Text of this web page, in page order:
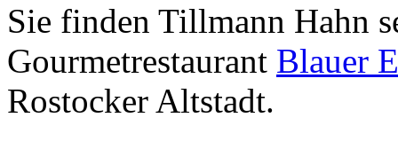
Sie finden Tillmann Hahn
Gourmetrestaurant Blauer
Rostocker Altstadt.